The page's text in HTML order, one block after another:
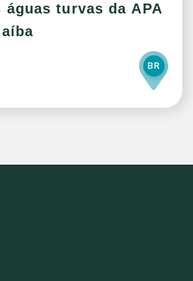
águas turvas da APA
BR